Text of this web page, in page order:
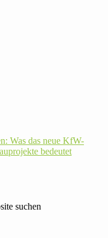
Was das neue KfW-
bedeutet
suchen